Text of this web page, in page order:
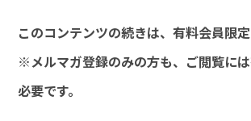
このコンテンツの続きは、有料会員限定
※メルマガ登録のみの方も、ご閲覧に
必要です。